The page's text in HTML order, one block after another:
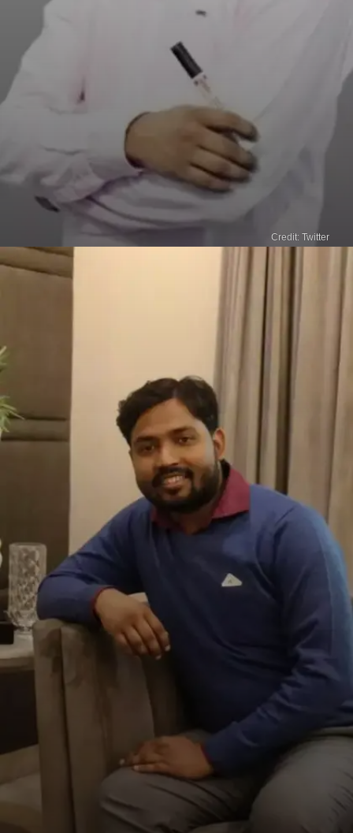
Credit: Twitter